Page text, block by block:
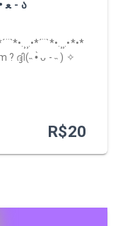
Bora um wild rift ? ૮ • ﻌ - ა
? ദ്ദി(˵ •̀ ᴗ - ˵ ) ✧
R$20